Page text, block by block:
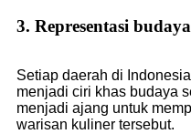
3. Representasi budaya
Setiap daerah di
menjadi ciri khas budaya
menjadi ajang untuk
warisan kuliner tersebut.